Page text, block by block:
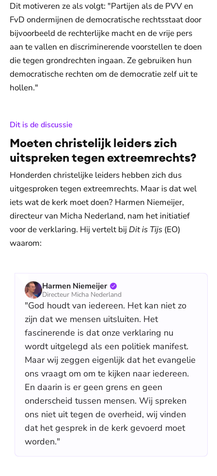
Dit motiveren ze als volgt: "Partijen als de PVV en
FvD ondermijnen de democratische rechtsstaat door
bijvoorbeeld de rechterlijke macht en de vrije pers
aan te vallen en discriminerende voorstellen te doen
die tegen grondrechten ingaan. Ze gebruiken hun
democratische rechten om de democratie zelf uit te
hollen."
Dit is de discussie
Moeten christelijk leiders zich
uitspreken tegen extreemrechts?
Honderden christelijke leiders hebben zich dus
uitgesproken tegen extreemrechts. Maar is dat wel
iets wat de kerk moet doen? Harmen Niemeijer,
directeur van Micha Nederland, nam het initiatief
voor de verklaring. Hij vertelt bij Dit is Tijs (EO)
waarom:
Harmen Niemeijer
Directeur Micha Nederland
"God houdt van iedereen. Het kan niet zo
zijn dat we mensen uitsluiten. Het
fascinerende is dat onze verklaring nu
wordt uitgelegd als een politiek manifest.
Maar wij zeggen eigenlijk dat het evangelie
ons vraagt om om te kijken naar iedereen.
En daarin is er geen grens en geen
onderscheid tussen mensen. Wij spreken
ons niet uit tegen de overheid, wij vinden
dat het gesprek in de kerk gevoerd moet
worden."